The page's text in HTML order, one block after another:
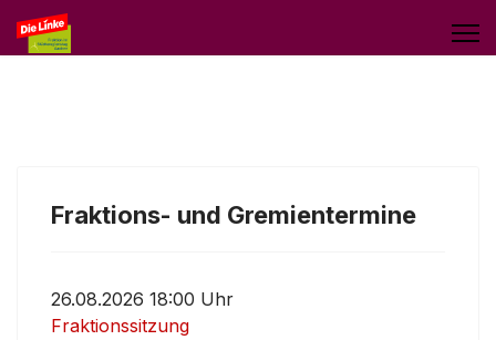
Fraktions- und Gremientermine
26.08.2026 18:00 Uhr
Fraktionssitzung